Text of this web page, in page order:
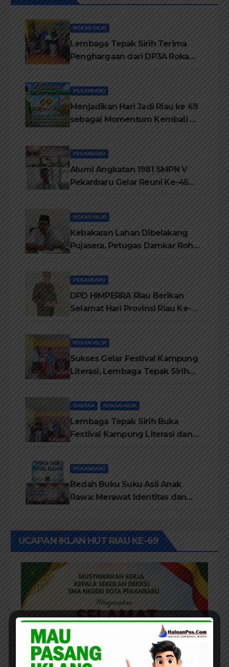
ROKAN HILIR
Lembaga Tepak Sirih Terima
Penghargaan dari DP3A Rokan
PEKANBARU
Menjadikan Hari Jadi Riau ke 69
sebagai Momentum Kembali ke
PEKANBARU
Alumi Angkatan 1981 SMPN V
Pekanbaru Gelar Reuni Ke-45
ROKAN HILIR
Kebakaran Lahan Dibelakang
Pujasera, Petugas Damkar Rohil
PEKANBARU
DPD HIMPERRA Riau Berikan
Selamat Hari Provinsi Riau Ke-
ROKAN HILIR
Sukses Gelar Festival Kampung
Literasi, Lembaga Tepak Sirih
DAERAH ROKAN HILIR
Lembaga Tepak Sirih Buka
Festival Kampung Literasi dan
PEKANBARU
Bedah Buku Suku Asli Anak
Rawa: Merawat Identitas dan
UCAPAN IKLAN HUT RIAU KE-69